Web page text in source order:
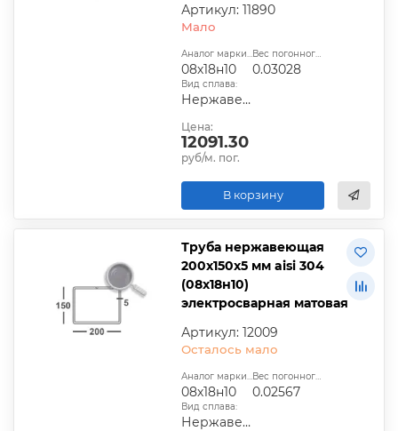
Артикул: 11890
Мало
Аналог марки стали:
08х18н10
Вес погонного метра, т.:
0.03028
Вид сплава:
Нержавеющая сталь
Цена:
12091.30
руб/м. пог.
В корзину
Труба нержавеющая
200х150х5 мм aisi 304
(08х18н10)
электросварная матовая
Артикул: 12009
Осталось мало
Аналог марки стали:
08х18н10
Вес погонного метра, т.:
0.02567
Вид сплава:
Нержавеющая сталь